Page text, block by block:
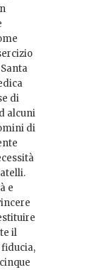
di
alcuni
di
e
il